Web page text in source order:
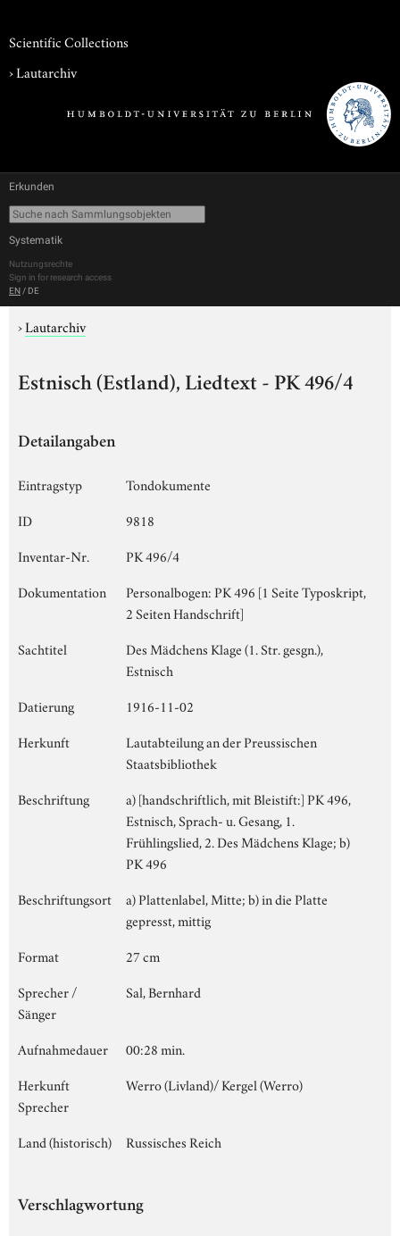
Scientific Collections
›Lautarchiv
Erkunden
Systematik
Nutzungsrechte
Sign in for research access
EN / DE
›Lautarchiv
Estnisch (Estland), Liedtext - PK 496/4
Detailangaben
Eintragstyp
Tondokumente
ID
9818
Inventar-Nr.
PK 496/4
Dokumentation
Personalbogen: PK 496 [1 Seite Typoskript,
2 Seiten Handschrift]
Sachtitel
Des Mädchens Klage (1. Str. gesgn.),
Estnisch
Datierung
1916-11-02
Herkunft
Lautabteilung an der Preussischen
Staatsbibliothek
Beschriftung
a) [handschriftlich, mit Bleistift:] PK 496,
Estnisch, Sprach- u. Gesang, 1.
Frühlingslied, 2. Des Mädchens Klage; b)
PK 496
Beschriftungsort
a) Plattenlabel, Mitte; b) in die Platte
gepresst, mittig
Format
27 cm
Sprecher /
Sänger
Sal, Bernhard
Aufnahmedauer
00:28 min.
Herkunft
Sprecher
Werro (Livland)/ Kergel (Werro)
Land (historisch) Russisches Reich
Verschlagwortung